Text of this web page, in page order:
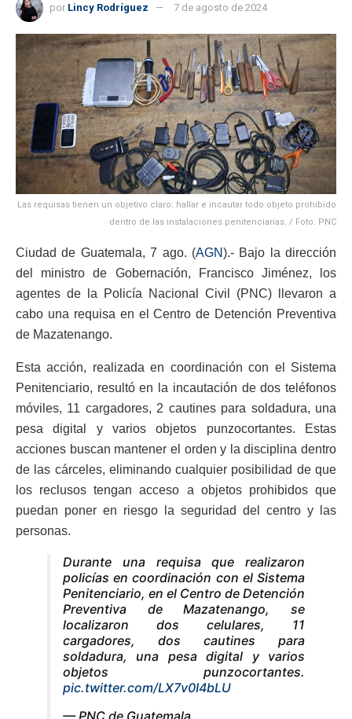
por Lincy Rodríguez 7 de agosto de 2024
Las requisas tienen un objetivo claro: hallar e incautar todo objeto prohibido
dentro de las instalaciones penitenciarias. / Foto: PNC
Ciudad de Guatemala, 7 ago. (AGN).- Bajo la dirección
del ministro de Gobernación, Francisco Jiménez, los
agentes de la Policía Nacional Civil (PNC) llevaron a
cabo una requisa en el Centro de Detención Preventiva
de Mazatenango.
Esta acción, realizada en coordinación con el Sistema
Penitenciario, resultó en la incautación de dos teléfonos
móviles, 11 cargadores, 2 cautines para soldadura, una
pesa digital y varios objetos punzocortantes. Estas
acciones buscan mantener el orden y la disciplina dentro
de las cárceles, eliminando cualquier posibilidad de que
los reclusos tengan acceso a objetos prohibidos que
puedan poner en riesgo la seguridad del centro y las
personas.
Durante una requisa que realizaron
policías en coordinación con el Sistema
Penitenciario, en el Centro de Detención
Preventiva de Mazatenango, se
localizaron dos celulares, 11
cargadores, dos cautines para
soldadura, una pesa digital y varios
objetos punzocortantes.
pic.twitter.com/LX7v0I4bLU